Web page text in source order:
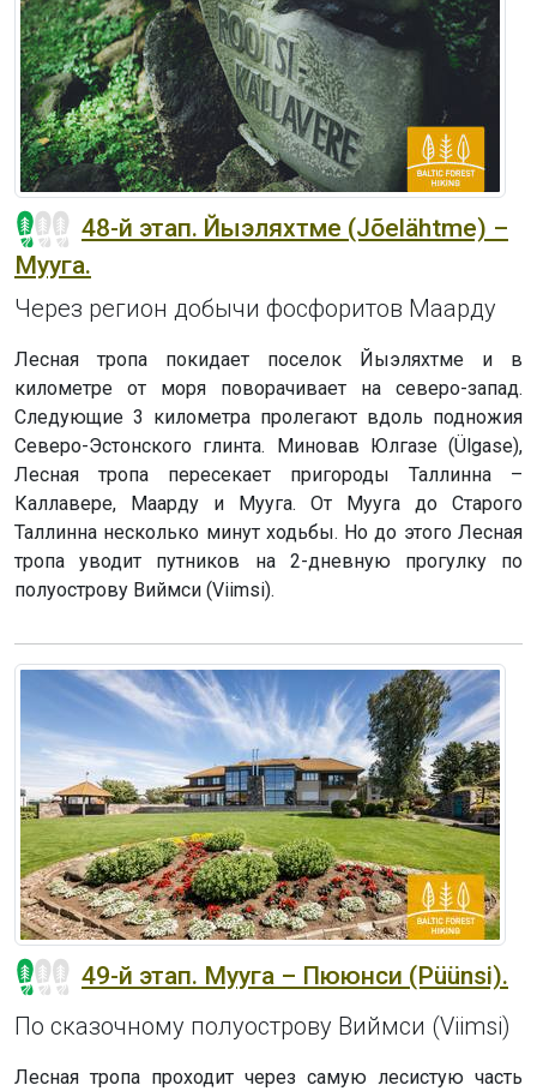
48-й этап. Йыэляхтме (Jõelähtme) –
Мууга.
Через регион добычи фосфоритов Маарду
Лесная тропа покидает поселок Йыэляхтме и в
километре от моря поворачивает на северо-запад.
Следующие 3 километра пролегают вдоль подножия
Северо-Эстонского глинта. Миновав Юлгазе (Ülgase),
Лесная тропа пересекает пригороды Таллинна –
Каллавере, Маарду и Мууга. От Мууга до Старого
Таллинна несколько минут ходьбы. Но до этого Лесная
тропа уводит путников на 2-дневную прогулку по
полуострову Виймси (Viimsi).
49-й этап. Мууга – Пююнси (Püünsi).
По сказочному полуострову Виймси (Viimsi)
Лесная тропа проходит через самую лесистую часть